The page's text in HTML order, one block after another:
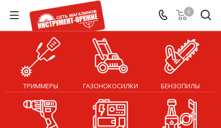
0
ТРИММЕРЫ ГАЗОНОКОСИЛКИ БЕНЗОПИЛЫ